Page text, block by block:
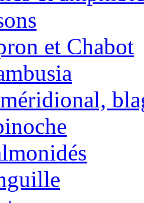
et Chabot